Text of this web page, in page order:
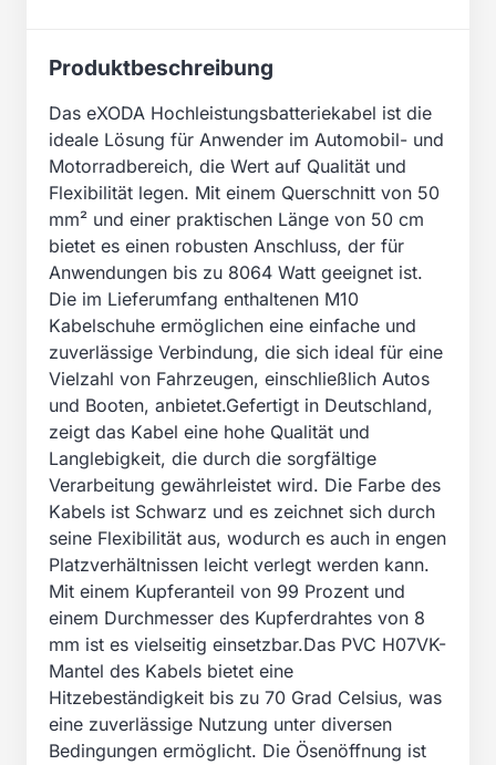
Produktbeschreibung
Das eXODA Hochleistungsbatteriekabel ist die
ideale Lösung für Anwender im Automobil- und
Motorradbereich, die Wert auf Qualität und
Flexibilität legen. Mit einem Querschnitt von 50
mm² und einer praktischen Länge von 50 cm
bietet es einen robusten Anschluss, der für
Anwendungen bis zu 8064 Watt geeignet ist.
Die im Lieferumfang enthaltenen M10
Kabelschuhe ermöglichen eine einfache und
zuverlässige Verbindung, die sich ideal für eine
Vielzahl von Fahrzeugen, einschließlich Autos
und Booten, anbietet.Gefertigt in Deutschland,
zeigt das Kabel eine hohe Qualität und
Langlebigkeit, die durch die sorgfältige
Verarbeitung gewährleistet wird. Die Farbe des
Kabels ist Schwarz und es zeichnet sich durch
seine Flexibilität aus, wodurch es auch in engen
Platzverhältnissen leicht verlegt werden kann.
Mit einem Kupferanteil von 99 Prozent und
einem Durchmesser des Kupferdrahtes von 8
mm ist es vielseitig einsetzbar.Das PVC H07VK-
Mantel des Kabels bietet eine
Hitzebeständigkeit bis zu 70 Grad Celsius, was
eine zuverlässige Nutzung unter diversen
Bedingungen ermöglicht. Die Ösenöffnung ist